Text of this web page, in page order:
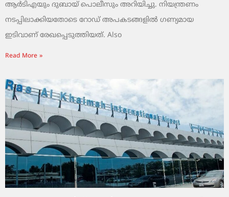
ആർടിഎയും ദുബായ് പൊലീസും അറിയിച്ചു. നിയന്ത്രണം
നടപ്പിലാക്കിയതോടെ റോഡ് അപകടങ്ങളിൽ ഗണ്യമായ
ഇടിവാണ് രേഖപ്പെടുത്തിയത്. Also
Read More »